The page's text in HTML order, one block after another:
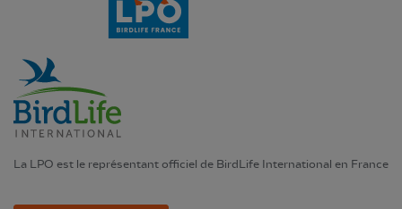
La LPO est le représentant officiel de BirdLife International en France